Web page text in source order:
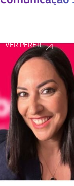
VER PERFIL